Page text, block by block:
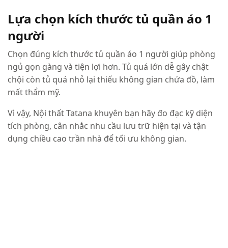
Lựa chọn kích thước tủ quần áo 1
người
Chọn đúng kích thước tủ quần áo 1 người giúp phòng
ngủ gọn gàng và tiện lợi hơn. Tủ quá lớn dễ gây chật
chội còn tủ quá nhỏ lại thiếu không gian chứa đồ, làm
mất thẩm mỹ.
Vì vậy, Nội thất Tatana khuyên bạn hãy đo đạc kỹ diện
tích phòng, cân nhắc nhu cầu lưu trữ hiện tại và tận
dụng chiều cao trần nhà để tối ưu không gian.